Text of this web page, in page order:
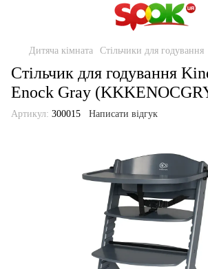
Дитяча кімната Стільчики для годування
Стільчик для годування
Enock Gray
Артикул: 300015 Написати відгук